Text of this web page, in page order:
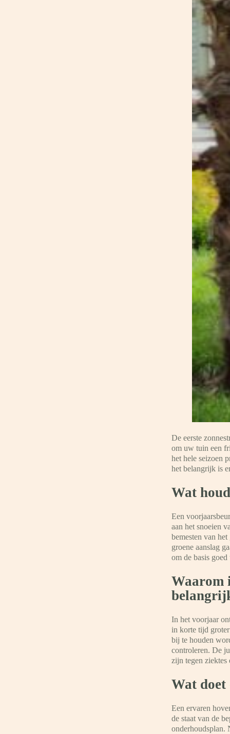
De eerste
om uw tuin een
het hele seizoen
het belangrijk is
Wat
Een
aan het snoeien
bemesten van
groene aanslag
om de basis
Waarom
In het voorjaar
in korte tijd
bij te houden
controleren. De
zijn tegen ziektes
Wat doet
Een ervaren
de staat van de
onderhoudsplan.